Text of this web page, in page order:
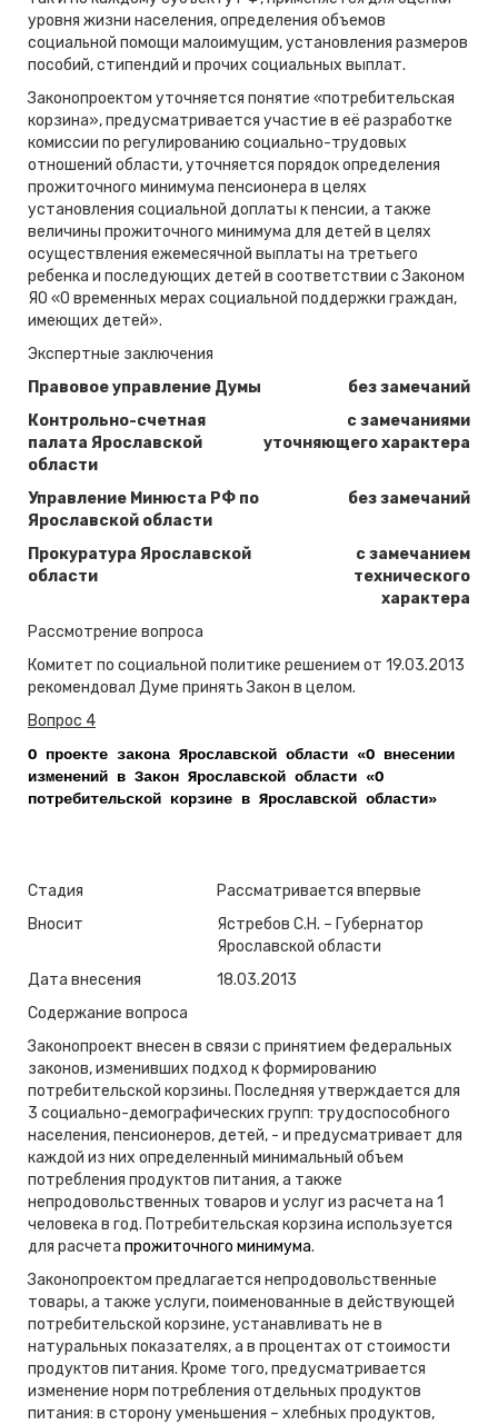
уровня жизни населения, определения объемов
социальной помощи малоимущим, установления размеров
пособий, стипендий и прочих социальных выплат.
Законопроектом уточняется понятие «потребительская
корзина», предусматривается участие в её разработке
комиссии по регулированию социально-трудовых
отношений области, уточняется порядок определения
прожиточного минимума пенсионера в целях
установления социальной доплаты к пенсии, а также
величины прожиточного минимума для детей в целях
осуществления ежемесячной выплаты на третьего
ребенка и последующих детей в соответствии с Законом
ЯО «О временных мерах социальной поддержки граждан,
имеющих детей».
Экспертные заключения
Правовое управление Думы
без замечаний
Контрольно-счетная
палата Ярославской
области
с замечаниями
уточняющего характера
Управление Минюста РФ по
Ярославской области
без замечаний
Прокуратура Ярославской
области
с замечанием
технического
характера
Рассмотрение вопроса
Комитет по социальной политике решением от 19.03.2013
рекомендовал Думе принять Закон в целом.
Вопрос 4
О проекте закона Ярославской области «О внесении
изменений в Закон Ярославской области «О
потребительской корзине в Ярославской области»
Стадия
Рассматривается впервые
Вносит
Ястребов С.Н. – Губернатор
Ярославской области
Дата внесения
18.03.2013
Содержание вопроса
Законопроект внесен в связи с принятием федеральных
законов, изменивших подход к формированию
потребительской корзины. Последняя утверждается для
3 социально-демографических групп: трудоспособного
населения, пенсионеров, детей, - и предусматривает для
каждой из них определенный минимальный объем
потребления продуктов питания, а также
непродовольственных товаров и услуг из расчета на 1
человека в год. Потребительская корзина используется
для расчета прожиточного минимума.
Законопроектом предлагается непродовольственные
товары, а также услуги, поименованные в действующей
потребительской корзине, устанавливать не в
натуральных показателях, а в процентах от стоимости
продуктов питания. Кроме того, предусматривается
изменение норм потребления отдельных продуктов
питания: в сторону уменьшения – хлебных продуктов,